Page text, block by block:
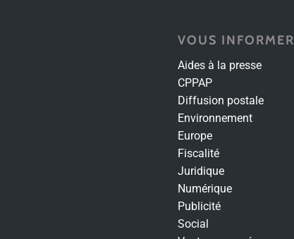
VOUS INFORMER
Aides à la presse
CPPAP
Diffusion postale
Environnement
Europe
Fiscalité
Juridique
Numérique
Publicité
Social